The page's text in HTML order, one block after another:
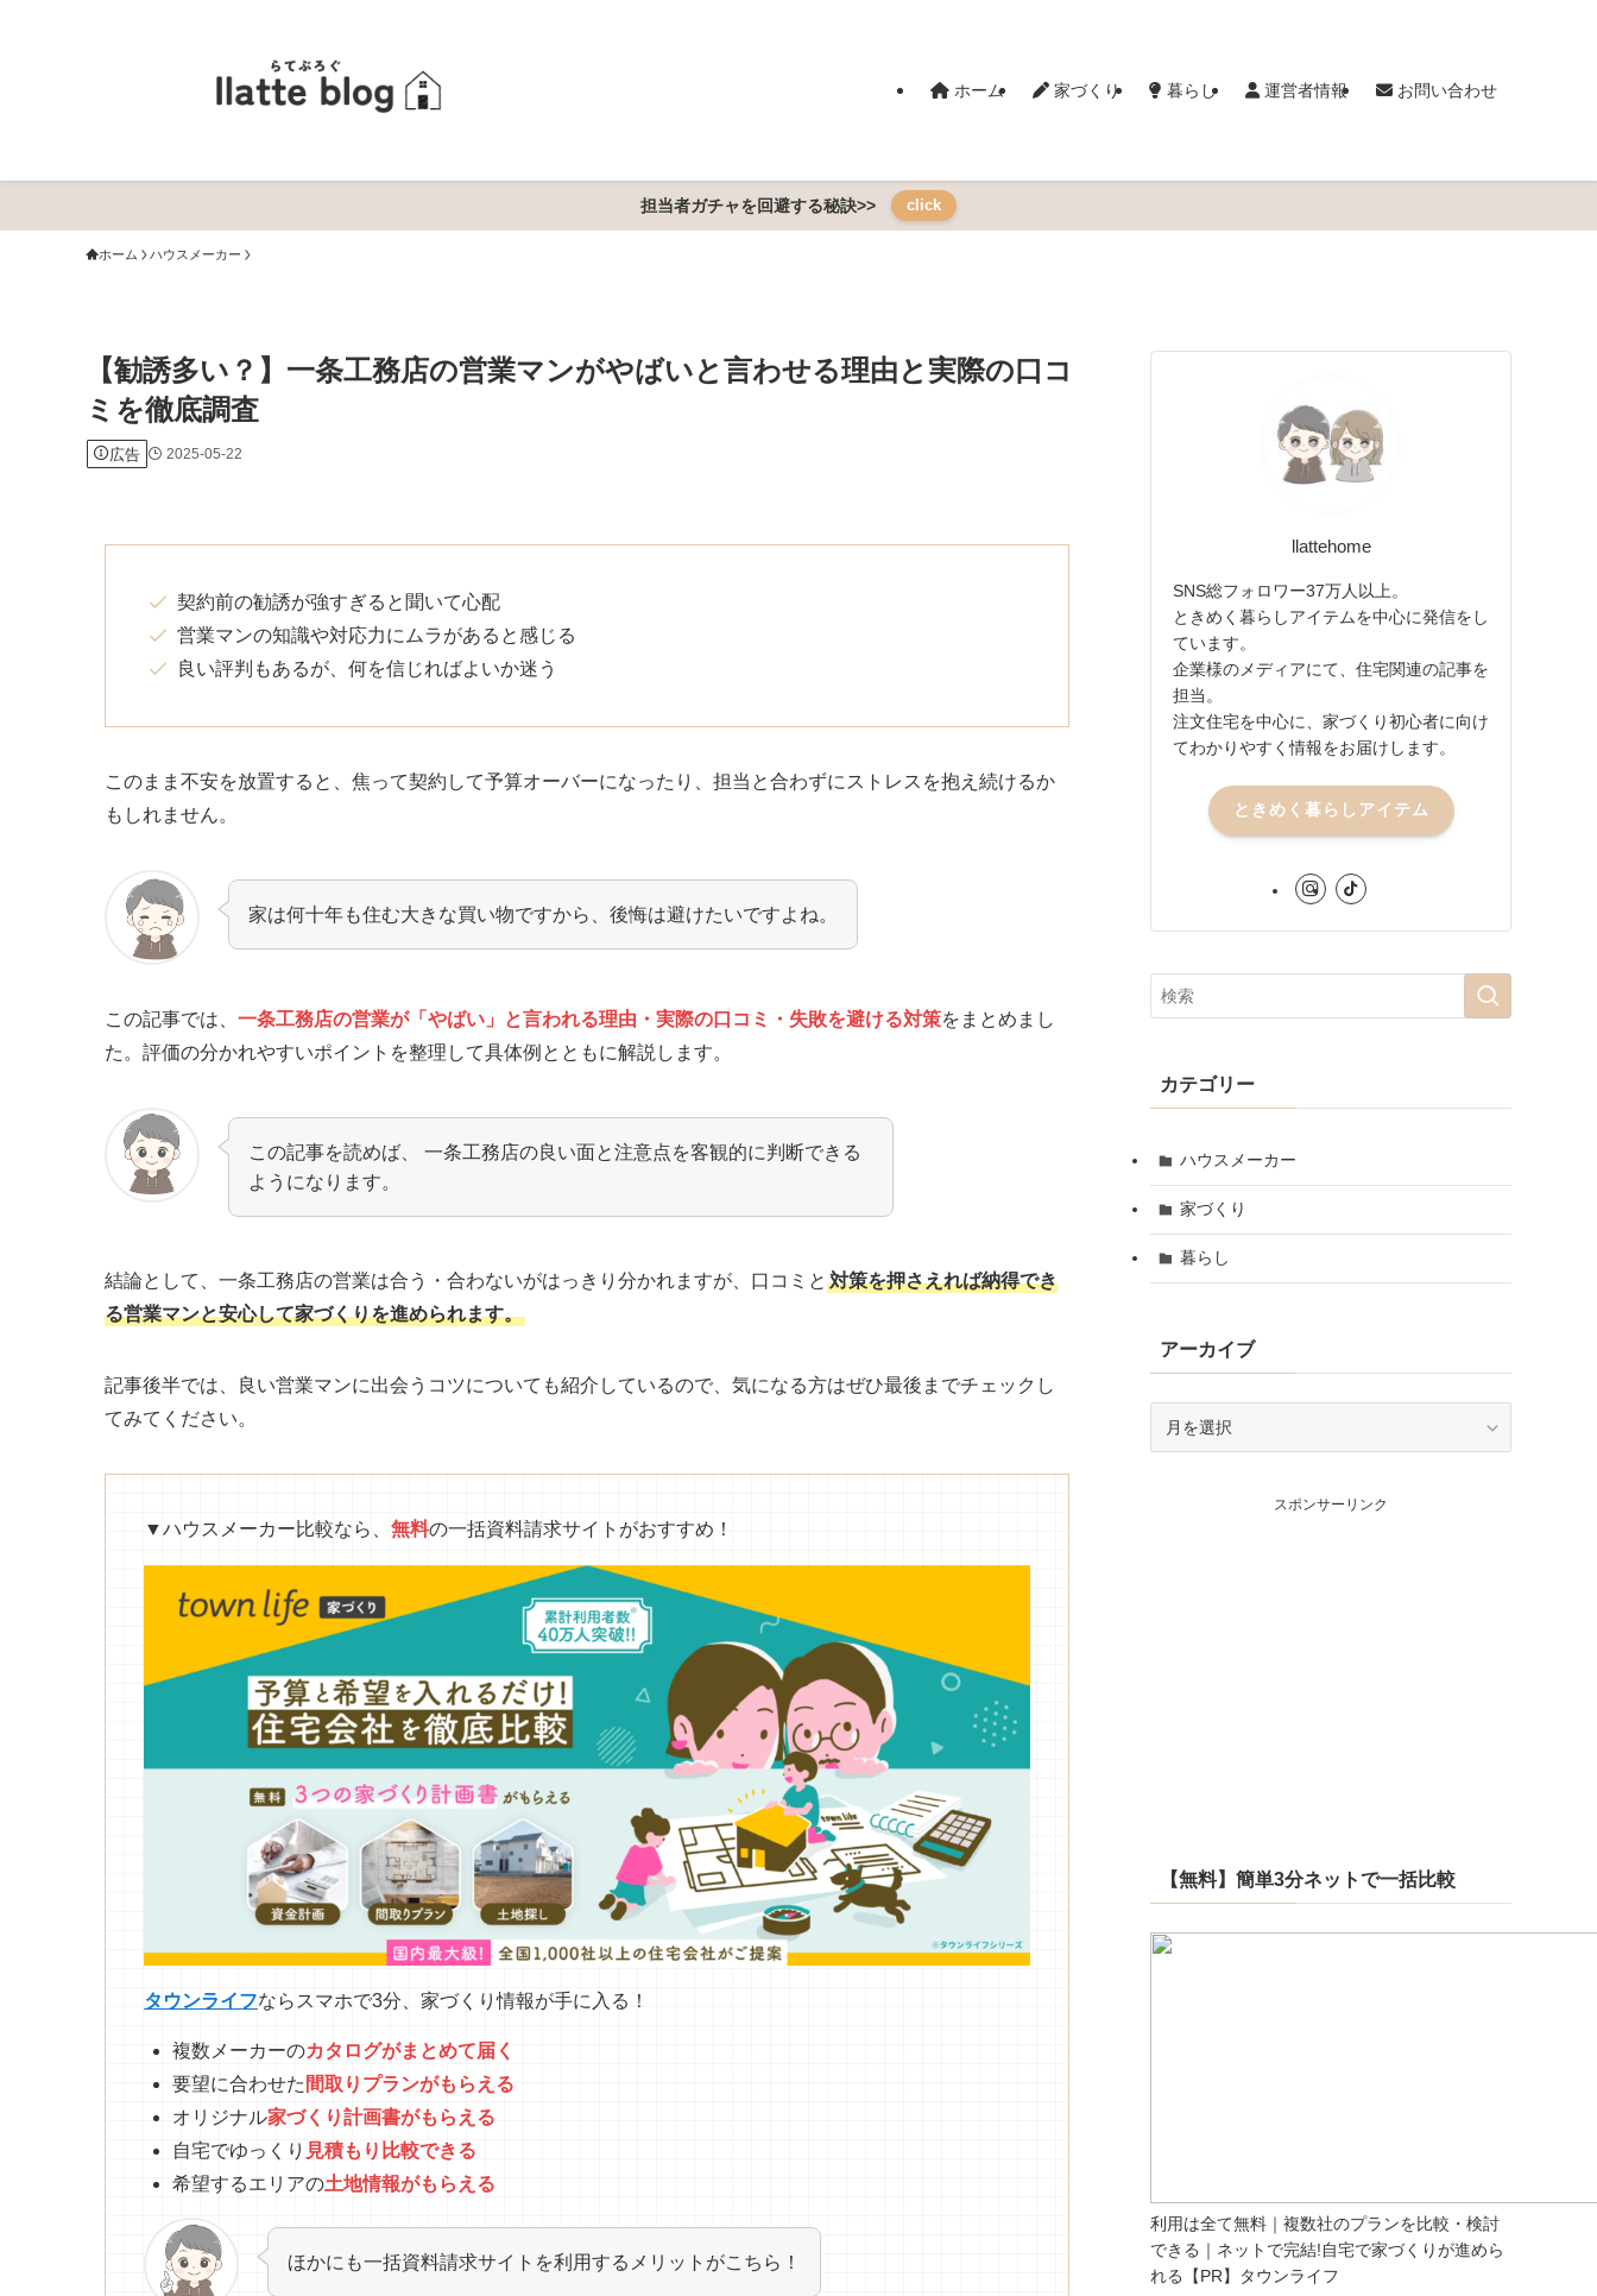
ホーム 家づくり 暮らし 運営者情報 お問い合わせ
担当者ガチャを回避する秘訣>> click
ホーム ハウスメーカー
【勧誘多い？】一条工務店の営業マンがやばいと言わせる理由と実際の口コ
ミを徹底調査
広告 2025-05-22
契約前の勧誘が強すぎると聞いて心配
営業マンの知識や対応力にムラがあると感じる
良い評判もあるが、何を信じればよいか迷う
このまま不安を放置すると、焦って契約して予算オーバーになったり、担当と合わずにストレスを抱え続けるか
もしれません。
家は何十年も住む大きな買い物ですから、後悔は避けたいですよね。
この記事では、 一条工務店の営業が「やばい」と言われる理由・実際の口コミ・失敗を避ける対策をまとめまし
た。評価の分かれやすいポイントを整理して具体例とともに解説します。
この記事を読めば、 一条工務店の良い面と注意点を客観的に判断できる
ようになります。
結論として、一条工務店の営業は合う・合わないがはっきり分かれますが、口コミと 対策を押さえれば納得でき
る営業マンと安心して家づくりを進められます。
記事後半では、良い営業マンに出会うコツについても紹介しているので、気になる方はぜひ最後までチェックし
てみてください。
▼ハウスメーカー比較なら、 無料の一括資料請求サイトがおすすめ！
タウンライフならスマホで3分、家づくり情報が手に入る！
複数メーカーのカタログがまとめて届 く
要望に合わせた 間取りプランがもらえる
オリジナル家づくり計画書がもらえる
自宅でゆっくり 見積もり比較できる
希望するエリアの土地情報がもらえる
ほかにも一括資料請求サイトを利用するメリットがこちら！
llattehome
SNS総フォロワー37万人以上。
ときめく暮らしアイテムを中心に発信をし
ています。
企業様のメディアにて、住宅関連の記事を
担当。
注文住宅を中心に、家づくり初心者に向け
てわかりやすく情報をお届けします。
ときめく暮らしアイテム
カテゴリー
ハウスメーカー
家づくり
暮らし
アーカイブ
スポンサーリンク
【無料】簡単3分ネットで一括比較
利用は全て無料｜複数社のプランを比較・検討
できる｜ネットで完結!自宅で家づくりが進めら
れる【PR】タウンライフ